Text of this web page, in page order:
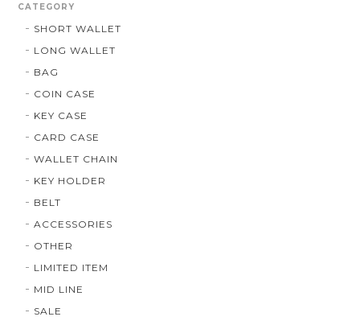
CATEGORY
SHORT WALLET
LONG WALLET
BAG
COIN CASE
KEY CASE
CARD CASE
WALLET CHAIN
KEY HOLDER
BELT
ACCESSORIES
OTHER
LIMITED ITEM
MID LINE
SALE